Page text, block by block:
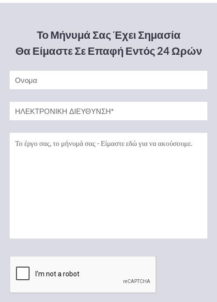
Το Μήνυμά Σας Έχει Σημασία
Θα Είμαστε Σε Επαφή Εντός 24 Ωρών